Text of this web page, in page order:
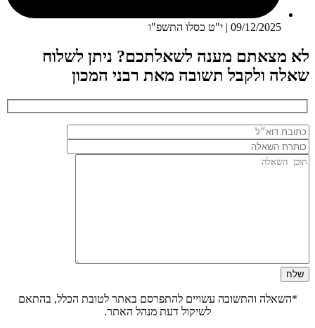
09/12/2025 | י"ט כסלו התשפ"ו
לא מצאתם מענה לשאלתכם? ניתן לשלוח
שאלה ולקבל תשובה מאת רבני המכון
*השאלה והתשובה עשויים להתפרסם באתר לטובת הכלל, בהתאם
לשיקול דעת מנהל האתר.